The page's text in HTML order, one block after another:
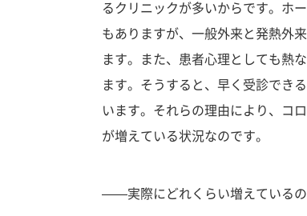
るクリニックが多いからです。ホ
もありますが、一般外来と発熱外
ます。また、患者心理としても熱
ます。そうすると、早く受診でき
います。それらの理由により、コ
が増えている状況なのです。
——実際にどれくらい増えているの